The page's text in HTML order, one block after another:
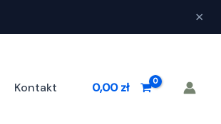
Kontakt 0,00zł
×